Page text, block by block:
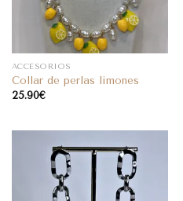
ACCESORIOS
Collar de perlas limones
25.90€